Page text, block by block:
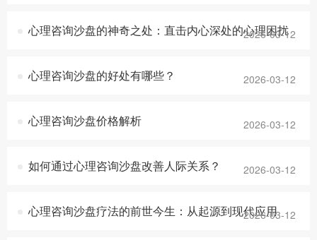
心理咨询沙盘的神奇之处：直击内心深处的心理困扰
2026-03-12
心理咨询沙盘的好处有哪些？ 2026-03-12
心理咨询沙盘价格解析 2026-03-12
如何通过心理咨询沙盘改善人际关系？ 2026-03-12
心理咨询沙盘疗法的前世今生：从起源到现代应用
2026-03-12